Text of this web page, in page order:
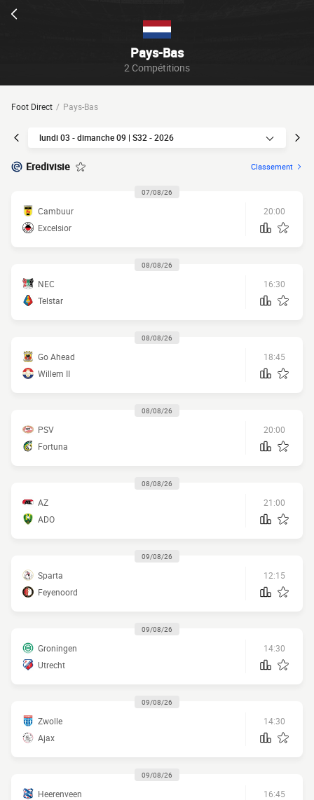
Pays-Bas
2 Compétitions
Foot Direct Pays-Bas
lundi 03 - dimanche 09 | S32 - 2026
Eredivisie Classement
07/08/26
Cambuur
Excelsior
20:00
08/08/26
NEC
Telstar
16:30
08/08/26
Go Ahead
Willem II
18:45
08/08/26
PSV
Fortuna
20:00
08/08/26
AZ
ADO
21:00
09/08/26
Sparta
Feyenoord
12:15
09/08/26
Groningen
Utrecht
14:30
09/08/26
Zwolle
Ajax
14:30
09/08/26
Heerenveen
16:45